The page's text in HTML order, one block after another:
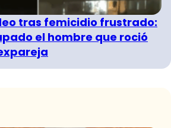
tras femicidio frustrado:
el hombre que roció